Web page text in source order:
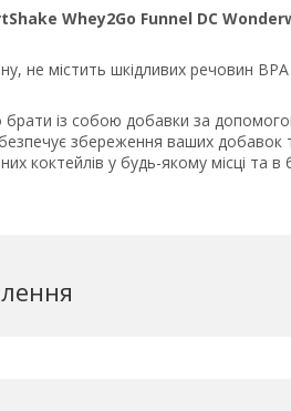
Whey2Go Funnel DC
не містить шкідливих речовин
із собою добавки за
збереження ваших добавок
коктейлів у будь-якому місці та в